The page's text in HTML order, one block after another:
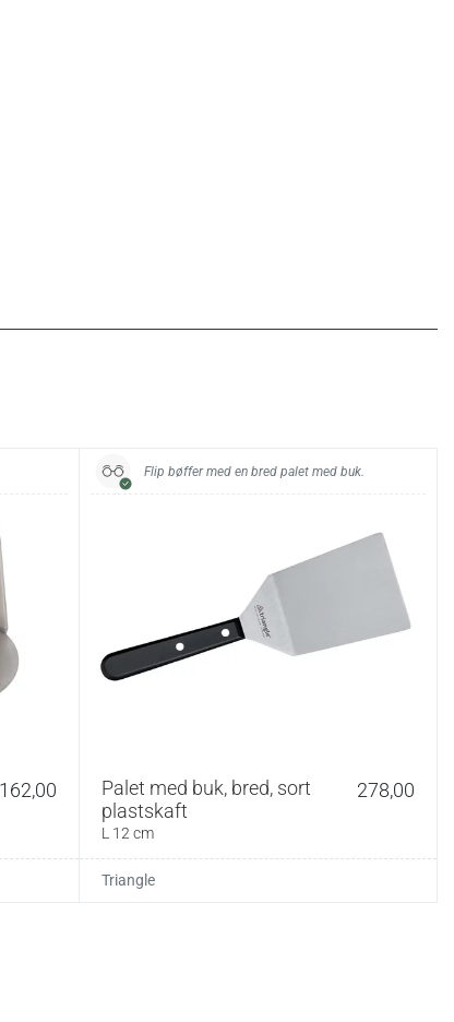
162,00
Flip bøffer med en bred palet med buk.
Palet med buk, bred, sort
plastskaft
L 12 cm
278,00
Triangle